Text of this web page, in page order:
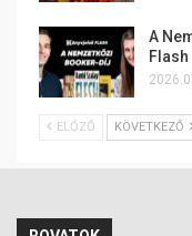
A
Flash
ELŐZŐ KÖVETKEZŐ